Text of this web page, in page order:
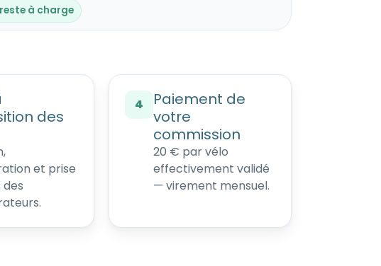
à charge
des
et prise
4
Paiement de
votre
commission
20 € par vélo
effectivement validé
— virement mensuel.